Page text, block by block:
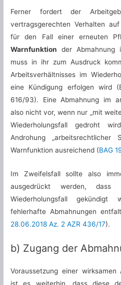
Ferner fordert der
vertragsgerechten Verhalten
für den Fall einer erneuten
Warnfunktion der Abmahnung
muss in ihr zum Ausdruck
Arbeitsverhältnisses im
eine Kündigung erfolgen wird
616/93). Eine Abmahnung im
also nicht vor, wenn nur „mit
Wiederholungsfall gedroht
Androhung
Warnfunktion ausreichend (BAG
Im Zweifelsfall sollte also
ausgedrückt werden, dass
Wiederholungsfall
fehlerhafte Abmahnungen
28.06.2018 Az. 2 AZR 436/17).
b) Zugang der
Voraussetzung einer
ist es weiterhin, dass diese